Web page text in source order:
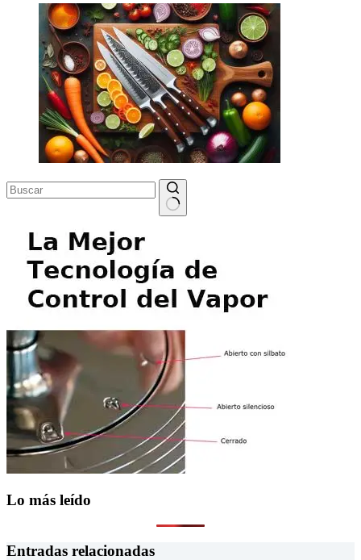
resultados
Lo más leído
Entradas relacionadas